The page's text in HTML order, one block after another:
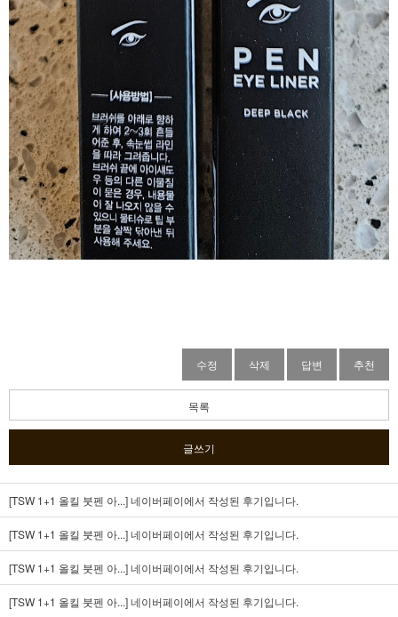
수정 삭제 답변 추천
목록
글쓰기
[TSW 1+1 올킬 붓펜 아...]네이버페이에서 작성된 후기입니다.
[TSW 1+1 올킬 붓펜 아...]네이버페이에서 작성된 후기입니다.
[TSW 1+1 올킬 붓펜 아...]네이버페이에서 작성된 후기입니다.
[TSW 1+1 올킬 붓펜 아...]네이버페이에서 작성된 후기입니다.